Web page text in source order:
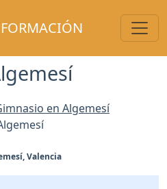
en Algemesí
Valencia